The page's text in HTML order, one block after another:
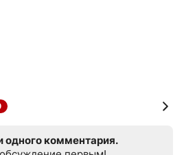
одного комментария.